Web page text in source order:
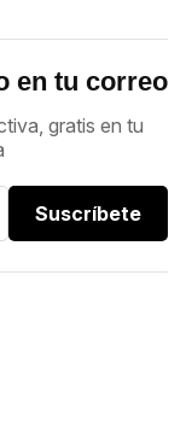
en tu correo
gratis en tu
Suscríbete